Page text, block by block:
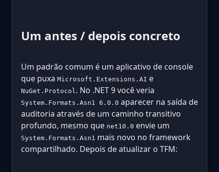
Um antes / depois concreto
Um padrão comum é um aplicativo de console
que puxa Microsoft.Extensions.AI e
NuGet.Protocol. No .NET 9 você veria
System.Formats.Asn1 6.0.0 aparecer na saída de
auditoria através de um caminho transitivo
profundo, mesmo que net10.0 envie um
System.Formats.Asn1 mais novo no framework
compartilhado. Depois de atualizar o TFM: